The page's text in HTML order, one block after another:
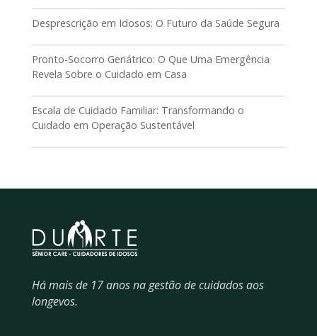
Desprescrição em Idosos: O Futuro da Saúde Segura
Pronto-Socorro Geriátrico: O Que Uma Emergência
Revela Sobre o Cuidado em Casa
Escala de Cuidado Familiar: Transformando o
Cuidado em Operação Sustentável
Há mais de 17 anos na gestão de cuidados aos
longevos.